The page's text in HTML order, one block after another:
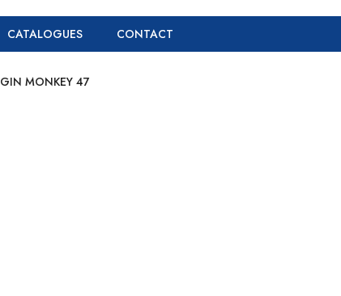
CATALOGUES CONTACT
GIN MONKEY 47